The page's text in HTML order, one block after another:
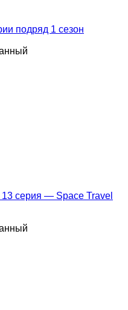
подряд 1 сезон
серия — Space Travel